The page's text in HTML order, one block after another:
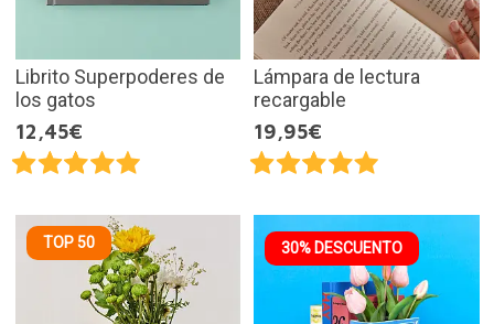
Librito Superpoderes de
los gatos
12,45€
Lámpara de lectura
recargable
19,95€
TOP 50 30% DESCUENTO